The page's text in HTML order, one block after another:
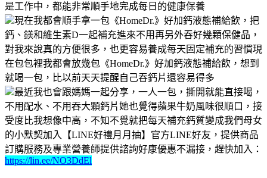
是工作中，都能非常順手地完成每日的健康保養
現在我都會順手拿一包《HomeDr.》好加鈣液態補給飲，把
鈣、鎂和維生素D一起補充進來不用再另外吞好幾顆保健品，
對我來說真的方便很多，也更容易養成每天固定補充的習慣現
在包包裡我都會放幾包《HomeDr.》好加鈣液態補給飲，想到
就喝一包，比以前天天提醒自己吞鈣片還容易得多
最近我也會跟媽媽一起分享，一人一包，撕開就能直接喝，
不用配水、不用吞大顆鈣片她也覺得蘋果牛奶風味很順口，接
受度比我想像中高，不知不覺就把每天補充鈣質變成我們母女
的小默契加入【LINE好禮月月抽】官方LINE好友，提供商品
訂購服務及專業營養師提供諮詢好康優惠不漏接，趕快加入：
https://lin.ee/NO3DdEl